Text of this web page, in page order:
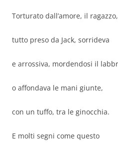
Torturato dall’amore, il ragazzo,
tutto preso da Jack, sorrideva
e arrossiva, mordendosi il
o affondava le mani giunte,
con un tuffo, tra le ginocchia.
E molti segni come questo